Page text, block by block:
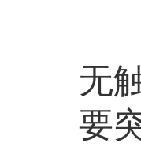
无
要